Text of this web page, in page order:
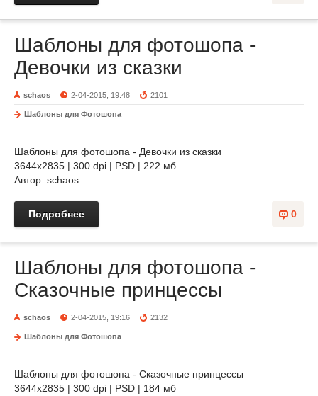
Шаблоны для фотошопа -
Девочки из сказки
schaos 2-04-2015, 19:48 2101
Шаблоны для Фотошопа
Шаблоны для фотошопа - Девочки из сказки
3644х2835 | 300 dpi | PSD | 222 мб
Автор: schaos
0
Подробнее
Шаблоны для фотошопа -
Сказочные принцессы
schaos 2-04-2015, 19:16 2132
Шаблоны для Фотошопа
Шаблоны для фотошопа - Сказочные принцессы
3644х2835 | 300 dpi | PSD | 184 мб